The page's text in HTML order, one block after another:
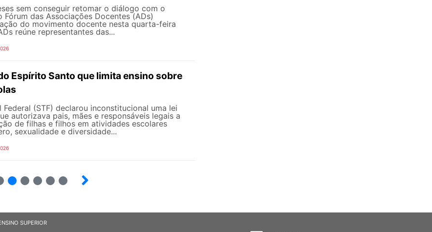
sem conseguir retomar o diálogo com o
Fórum das Associações Docentes (ADs)
do movimento docente nesta quarta-feira
reúne representantes das...
Espírito Santo que limita ensino sobre
Federal (STF) declarou inconstitucional uma lei
autorizava pais, mães e responsáveis legais ​​a
de filhas e filhos em atividades escolares
sexualidade e diversidade...
SUPERIOR